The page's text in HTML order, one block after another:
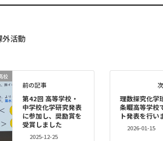
外活動
校
前の記事
第42回 高等学校・
中学校化学研究発表
に参加し、奨励賞を
受賞しました
2025-12-25
理数探究化学
条畷高等学校
ト発表を行い
2026-01-15